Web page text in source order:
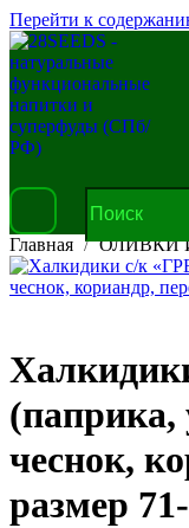
Перейти к
Главная ОЛИВКИ
(паприка,
чеснок,
размер